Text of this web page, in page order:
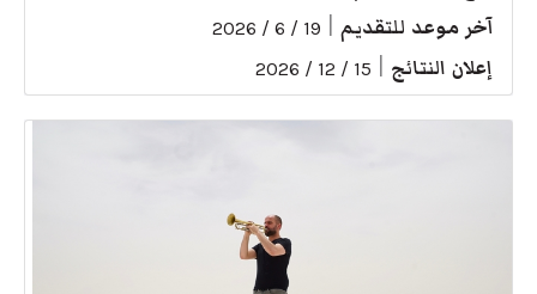
آخر موعد للتقديم 19 / 6 / 2026
إعلان النتائج 15 / 12 / 2026